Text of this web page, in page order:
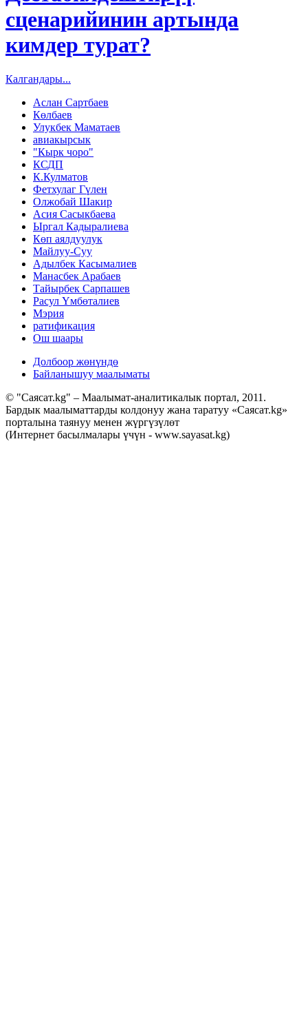
сценарийинин артында
кимдер турат?
Калгандары...
Аслан Сартбаев
Көлбаев
Улукбек Маматаев
авиакырсык
"Кырк чоро"
КСДП
К.Кулматов
Фетхулаг Гүлен
Олжобай Шакир
Асия Сасыкбаева
Ыргал Кадыралиева
Көп аялдуулук
Майлуу-Суу
Адылбек Касымалиев
Манасбек Арабаев
Тайырбек Сарпашев
Расул Үмбөталиев
Мэрия
ратификация
Ош шаары
Долбоор жөнүндө
Байланышуу маалыматы
© "Саясат.kg" – Маалымат-аналитикалык портал, 2011.
Бардык маалыматтарды колдонуу жана таратуу «Саясат.kg»
порталына таянуу менен жүргүзүлөт
(Интернет басылмалары үчүн - www.sayasat.kg)